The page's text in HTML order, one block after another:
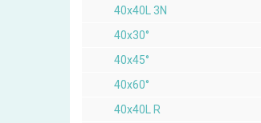
40x40L 3N
40x30°
40x45°
40x60°
40x40L R